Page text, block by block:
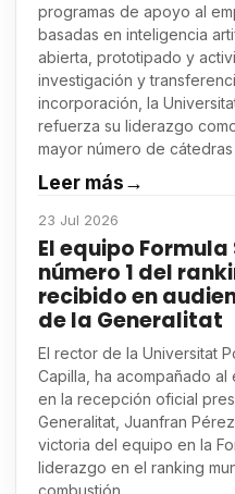
programas de apoyo al
basadas en inteligencia
abierta, prototipado y
investigación y
incorporación, la
refuerza su liderazgo
mayor número de
Leer más→
23 Jul 2026
El equipo Formula
número 1 del
recibido en
de la Generalitat
El rector de la Universitat
Capilla, ha acompañado al
en la recepción oficial
Generalitat, Juanfran
victoria del equipo en la
liderazgo en el ranking